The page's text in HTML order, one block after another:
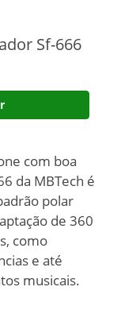
Sf-666
com boa
da MBTech é
polar
de 360
como
e até
musicais.